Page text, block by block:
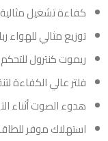
كفاءة تشغيل مثالية
توزيع مثالي للهواء
ريموت كنترول للتحكم
فلتر عالي الكفاءة
هدوء الصوت أثناء
استهلاك موفر